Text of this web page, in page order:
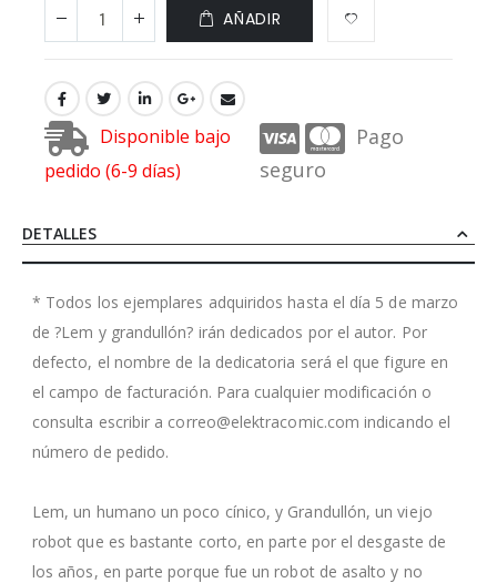
AÑADIR
Disponible bajo
pedido (6-9 días)
Pago
seguro
DETALLES
* Todos los ejemplares adquiridos hasta el día 5 de marzo
de ?Lem y grandullón? irán dedicados por el autor. Por
defecto, el nombre de la dedicatoria será el que figure en
el campo de facturación. Para cualquier modificación o
consulta escribir a correo@elektracomic.com indicando el
número de pedido.
Lem, un humano un poco cínico, y Grandullón, un viejo
robot que es bastante corto, en parte por el desgaste de
los años, en parte porque fue un robot de asalto y no